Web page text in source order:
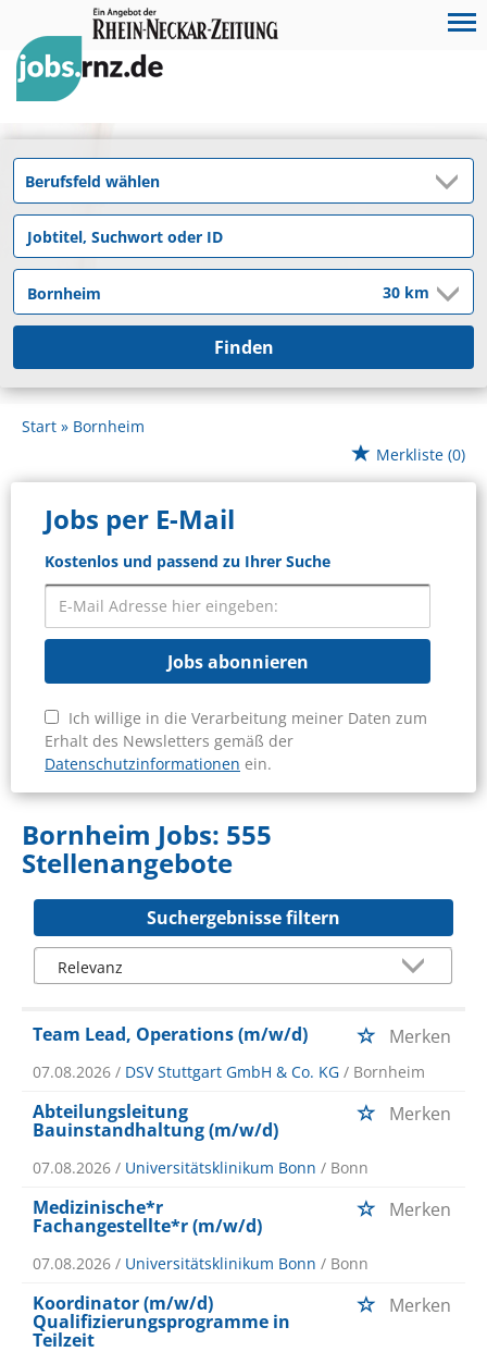
Finden
Start
Bornheim
Merkliste (0)
Jobs per E-Mail
Kostenlos und passend zu Ihrer Suche
Jobs abonnieren
Ich willige in die Verarbeitung meiner Daten zum
Erhalt des Newsletters gemäß der
Datenschutzinformationen ein.
Bornheim Jobs: 555
Stellenangebote
Suchergebnisse filtern
Team Lead, Operations (m/w/d) Merken
07.08.2026 / DSV Stuttgart GmbH & Co. KG / Bornheim
Abteilungsleitung
Bauinstandhaltung (m/w/d)
Merken
07.08.2026 / Universitätsklinikum Bonn / Bonn
Medizinische*r
Fachangestellte*r (m/w/d)
Merken
07.08.2026 / Universitätsklinikum Bonn / Bonn
Koordinator (m/w/d)
Qualifizierungsprogramme in
Teilzeit
Merken